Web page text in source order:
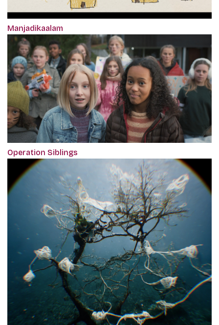
Manjadikaalam
Operation Siblings